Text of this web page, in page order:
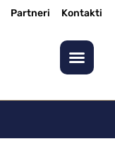
Partneri Kontakti